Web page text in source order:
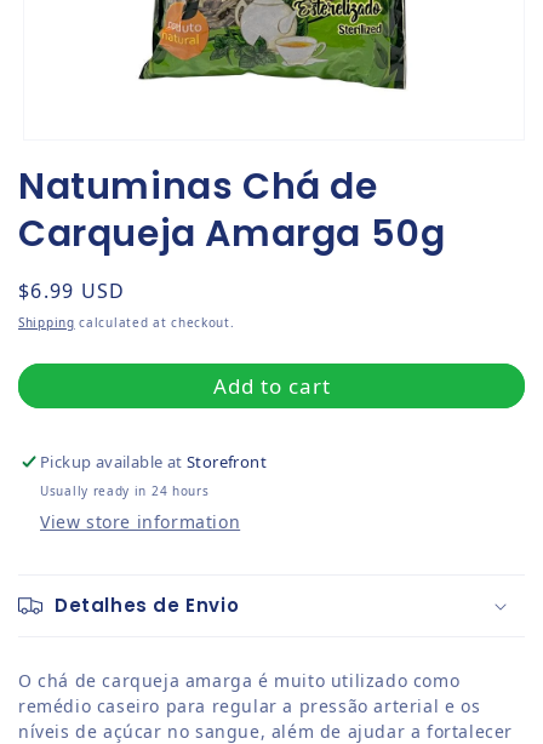
Natuminas Chá de
Carqueja Amarga 50g
Regular price
$6.99 USD
Shipping calculated at checkout.
Add to cart
Pickup available atStorefront
Usually ready in 24 hours
View store information
Detalhes de Envio
O chá de carqueja amarga é muito utilizado como
remédio caseiro para regular a pressão arterial e os
níveis de açúcar no sangue, além de ajudar a fortalecer